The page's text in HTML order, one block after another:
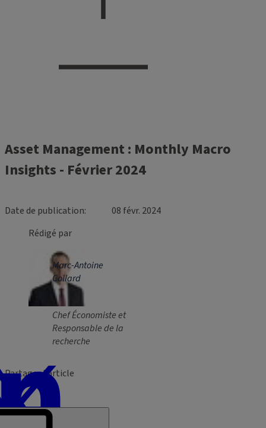
Asset Management : Monthly Macro
Insights - Février 2024
Date de publication
08 févr. 2024
Rédigé par
Marc-Antoine
Collard
Chef Économiste et
Responsable de la
recherche
Partager l’article